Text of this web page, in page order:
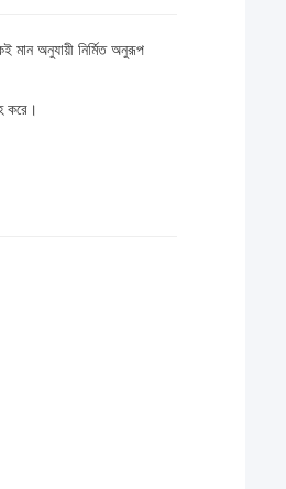
মান অনুযায়ী নির্মিত অনুরূপ
করে।